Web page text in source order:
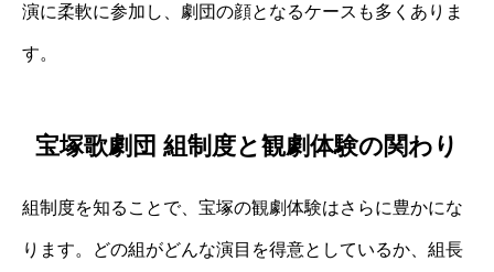
演に柔軟に参加し、劇団の顔となるケースも多くありま
す。
宝塚歌劇団 組制度と観劇体験の関わり
組制度を知ることで、宝塚の観劇体験はさらに豊かにな
ります。どの組がどんな演目を得意としているか、組長